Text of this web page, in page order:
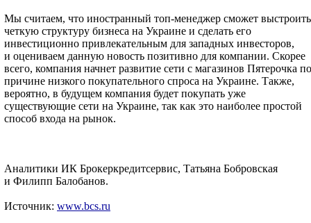
Мы считаем, что иностранный топ-менеджер сможет выстроить
четкую структуру бизнеса на Украине и сделать его
инвестиционно привлекательным для западных инвесторов,
и оцениваем данную новость позитивно для компании. Скорее
всего, компания начнет развитие сети с магазинов Пятерочка по
причине низкого покупательного спроса на Украине. Также,
вероятно, в будущем компания будет покупать уже
существующие сети на Украине, так как это наиболее простой
способ входа на рынок.
Аналитики ИК Брокеркредитсервис, Татьяна Бобровская
и Филипп Балобанов.
Источник: www.bcs.ru